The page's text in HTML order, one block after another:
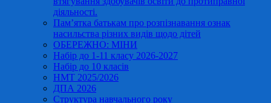
діяльності.
Пам’ятка батькам про розпізнавання ознак
насильства різних видів щодо дітей
ОБЕРЕЖНО: МІНИ
Набір до 1-11 класу 2026-2027
Набір до 10 класів
НМТ 2025/2026
ДПА 2026
Структура навчального року